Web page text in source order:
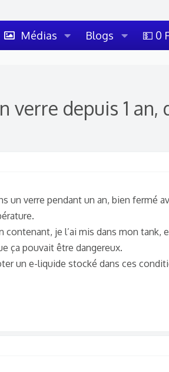
Médias Blogs 💵 0
verre depuis 1 an,
un verre pendant un an, bien fermé
contenant, je l’ai mis dans mon tank,
ça pouvait être dangereux.
un e-liquide stocké dans ces